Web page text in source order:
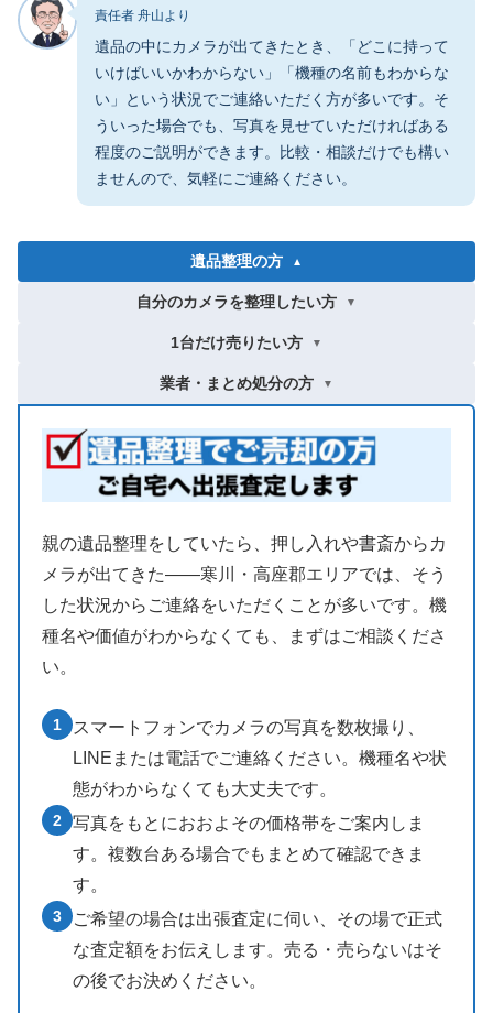
責任者 舟山より
遺品の中にカメラが出てきたとき、「どこに持って
いけばいいかわからない」「機種の名前もわからな
い」という状況でご連絡いただく方が多いです。そ
ういった場合でも、写真を見せていただければある
程度のご説明ができます。比較・相談だけでも構い
ませんので、気軽にご連絡ください。
遺品整理の方 ▼
自分のカメラを整理したい方 ▼
1台だけ売りたい方 ▼
業者・まとめ処分の方 ▼
親の遺品整理をしていたら、押し入れや書斎からカ
メラが出てきた——寒川・高座郡エリアでは、そう
した状況からご連絡をいただくことが多いです。機
種名や価値がわからなくても、まずはご相談くださ
い。
1
スマートフォンでカメラの写真を数枚撮り、
LINEまたは電話でご連絡ください。機種名や状
態がわからなくても大丈夫です。
2
写真をもとにおおよその価格帯をご案内しま
す。複数台ある場合でもまとめて確認できま
す。
3
ご希望の場合は出張査定に伺い、その場で正式
な査定額をお伝えします。売る・売らないはそ
の後でお決めください。